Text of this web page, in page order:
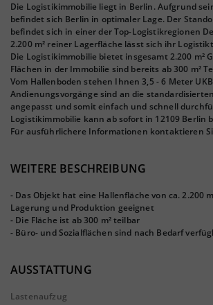
Die Logistikimmobilie liegt in Berlin. Aufgrund
befindet sich Berlin in optimaler Lage. Der
befindet sich in einer der Top-Logistikregionen
2.200 m² reiner Lagerfläche lässt sich ihr
Die Logistikimmobilie bietet insgesamt 2.200 m²
Flächen in der Immobilie sind bereits ab 300 m²
Vom Hallenboden stehen Ihnen 3,5 - 6 Meter
Andienungsvorgänge sind an die
angepasst und somit einfach und schnell
Logistikimmobilie kann ab sofort in 12109 Berlin
Für ausführlichere Informationen kontaktieren
WEITERE BESCHREIBUNG
- Das Objekt hat eine Hallenfläche von ca. 2.200
Lagerung und Produktion geeignet
- Die Fläche ist ab 300 m² teilbar
- Büro- und Sozialflächen sind nach Bedarf
AUSSTATTUNG
Lastenaufzug